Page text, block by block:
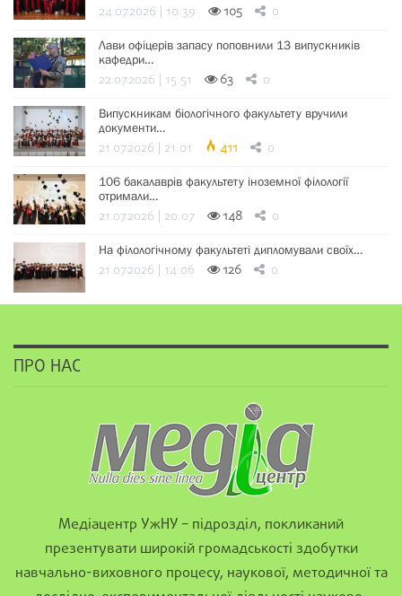
24.07.2026 | 10:39 105 0
Лави офіцерів запасу поповнили 13 випускників
кафедри…
22.07.2026 | 15:51 63 0
Випускникам біологічного факультету вручили
документи…
21.07.2026 | 21:01 411 0
106 бакалаврів факультету іноземної філології
отримали…
21.07.2026 | 20:07 148 0
На філологічному факультеті дипломували своїх…
21.07.2026 | 14:06 126 0
ПРО НАС
Медіацентр УжНУ – підрозділ, покликаний
презентувати широкій громадськості здобутки
навчально-виховного процесу, наукової, методичної та